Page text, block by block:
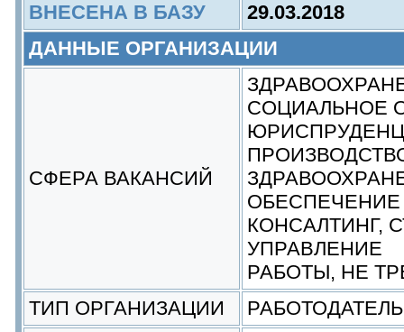
ВНЕСЕНА В БАЗУ
29.03.2018
ДАННЫЕ ОРГАНИЗАЦИИ
СФЕРА ВАКАНСИЙ
СОЦИАЛЬНОЕ
ОБЕСПЕЧЕНИЕ
КОНСАЛТИНГ,
УПРАВЛЕНИЕ
РАБОТЫ, НЕ
ТИП ОРГАНИЗАЦИИ
РАБОТОДАТЕЛЬ